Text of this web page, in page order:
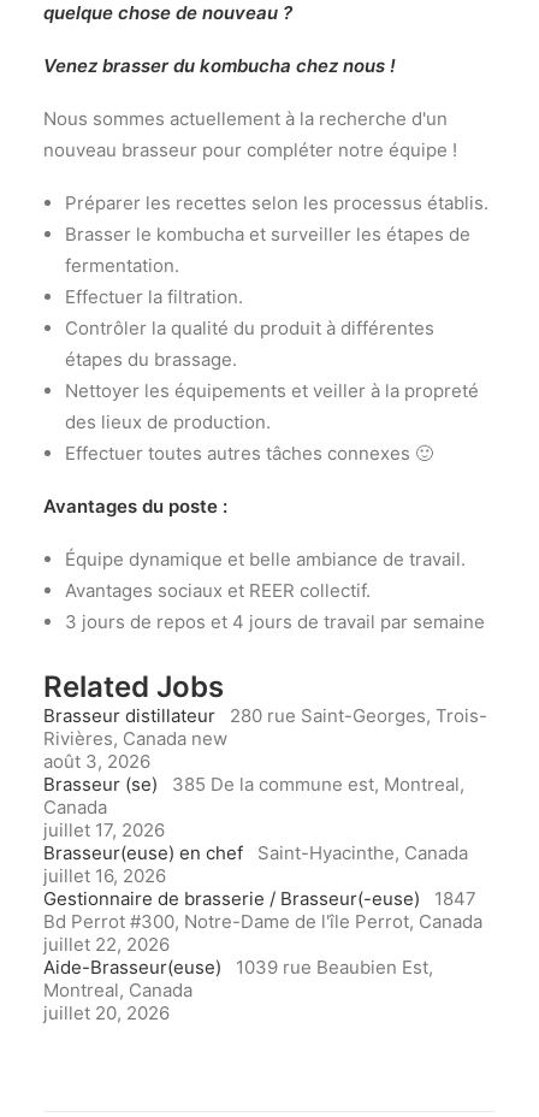
quelque chose de nouveau ?
Venez brasser du kombucha chez nous !
Nous sommes actuellement à la recherche d'un
nouveau brasseur pour compléter notre équipe !
Préparer les recettes selon les processus établis.
Brasser le kombucha et surveiller les étapes de
fermentation.
Effectuer la filtration.
Contrôler la qualité du produit à différentes
étapes du brassage.
Nettoyer les équipements et veiller à la propreté
des lieux de production.
Effectuer toutes autres tâches connexes 🙂
Avantages du poste :
Équipe dynamique et belle ambiance de travail.
Avantages sociaux et REER collectif.
3 jours de repos et 4 jours de travail par semaine
Related Jobs
Brasseur distillateur
280 rue Saint-Georges, Trois-
Rivières, Canada new
août 3, 2026
Brasseur (se)
385 De la commune est, Montreal,
Canada
juillet 17, 2026
Brasseur(euse) en chef
Saint-Hyacinthe, Canada
juillet 16, 2026
Gestionnaire de brasserie / Brasseur(-euse)
1847
Bd Perrot #300, Notre-Dame de l'île Perrot, Canada
juillet 22, 2026
Aide-Brasseur(euse)
1039 rue Beaubien Est,
Montreal, Canada
juillet 20, 2026